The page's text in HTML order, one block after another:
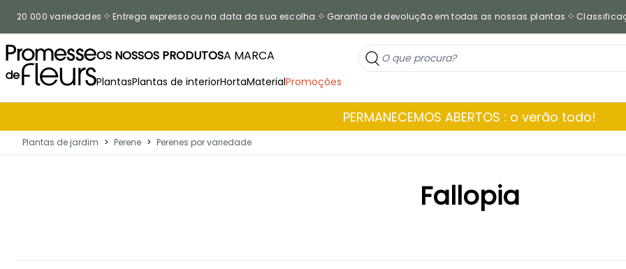
20 000 variedades Entrega expresso ou na data da sua escolha Garantia de devolução em todas as nossas plantas
OS NOSSOS PRODUTOSA MARCA
PlantasPlantas de interiorHortaMaterialPromoções
PERMANECEMOS ABERTOS : o verão todo!
Plantas de jardim > Perene > Perenes por variedade
Fallopia